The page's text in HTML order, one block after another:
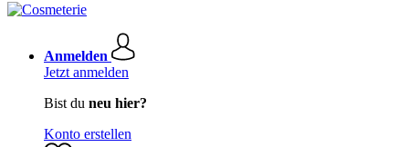
Anmelden
Jetzt anmelden
Bist du neu hier?
Konto erstellen